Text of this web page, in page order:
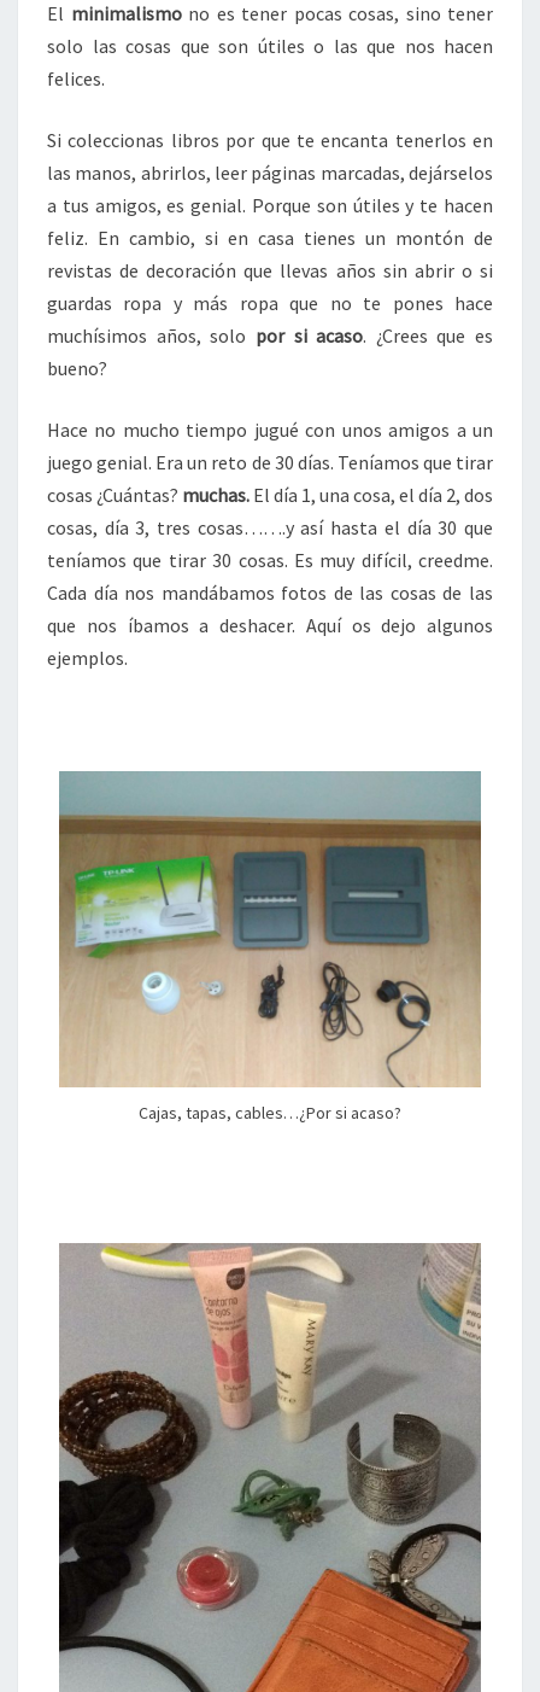
El minimalismono es tener pocas cosas, sino tener
solo las cosas que son útiles o las que nos hacen
felices.
Si coleccionas libros por que te encanta tenerlos en
las manos, abrirlos, leer páginas marcadas, dejárselos
a tus amigos, es genial. Porque son útiles y te hacen
feliz. En cambio, si en casa tienes un montón de
revistas de decoración que llevas años sin abrir o si
guardas ropa y más ropa que no te pones hace
muchísimos años, solo por si acaso. ¿Crees que es
bueno?
Hace no mucho tiempo jugué con unos amigos a un
juego genial. Era un reto de 30 días. Teníamos que tirar
cosas ¿Cuántas? muchas. El día 1, una cosa, el día 2, dos
cosas, día 3, tres cosas…….y así hasta el día 30 que
teníamos que tirar 30 cosas. Es muy difícil, creedme.
Cada día nos mandábamos fotos de las cosas de las
que nos íbamos a deshacer. Aquí os dejo algunos
ejemplos.
Cajas, tapas, cables…¿Por si acaso?